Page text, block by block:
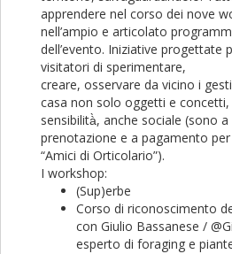
apprendere nel corso dei nove
nell’ampio e articolato
dell’evento. Iniziative progettate
visitatori di sperimentare,
creare, osservare da vicino i
casa non solo oggetti e
sensibilità̀, anche sociale (sono
prenotazione e a pagamento
“Amici di Orticolario”).
I workshop:
(Sup)erbe
Corso di riconoscimento
con Giulio Bassanese /
esperto di foraging e